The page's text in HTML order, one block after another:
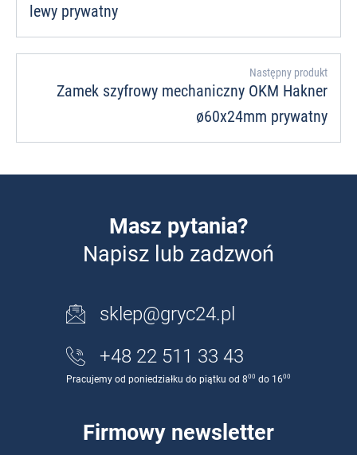
lewy prywatny
Następny produkt
Zamek szyfrowy mechaniczny OKM Hakner
ø60x24mm prywatny
Masz pytania?
Napisz lub zadzwoń
sklep@gryc24.pl
+48 22 511 33 43
Pracujemy od poniedziałku do piątku od 800 do 1600
Firmowy newsletter